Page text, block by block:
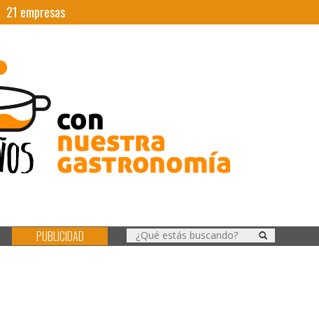
21 empresas
PUBLICIDAD